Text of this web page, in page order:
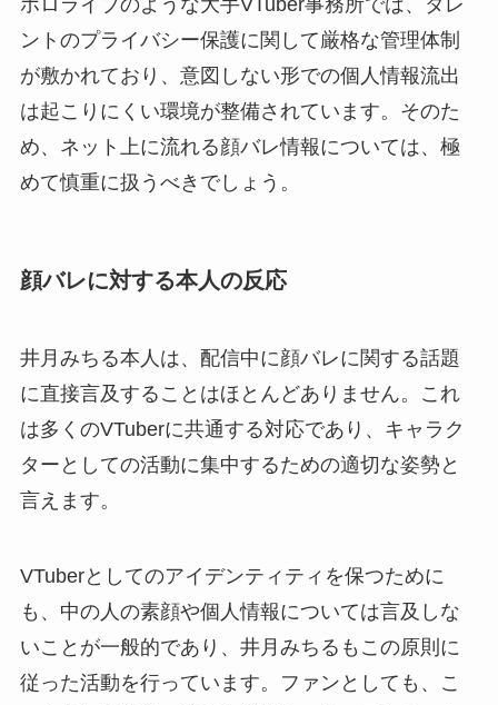
ホロライブのような大手VTuber事務所では、タレ
ントのプライバシー保護に関して厳格な管理体制
が敷かれており、意図しない形での個人情報流出
は起こりにくい環境が整備されています。そのた
め、ネット上に流れる顔バレ情報については、極
めて慎重に扱うべきでしょう。
顔バレに対する本人の反応
井月みちる本人は、配信中に顔バレに関する話題
に直接言及することはほとんどありません。これ
は多くのVTuberに共通する対応であり、キャラク
ターとしての活動に集中するための適切な姿勢と
言えます。
VTuberとしてのアイデンティティを保つために
も、中の人の素顔や個人情報については言及しな
いことが一般的であり、井月みちるもこの原則に
従った活動を行っています。ファンとしても、こ